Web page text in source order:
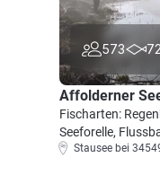
573 72
Affolderner
Fischarten:
Seeforelle,
Stausee bei